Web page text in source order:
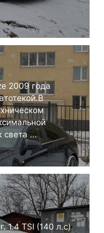
2009 года
света ...
1.4 TSI (140 л.с)